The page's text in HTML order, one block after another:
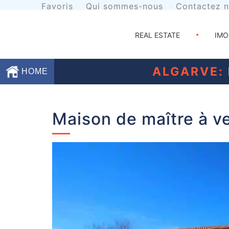
Favoris Qui sommes-nous Contactez
REAL ESTATE
HOME ALGARVE:
Maison de maître à